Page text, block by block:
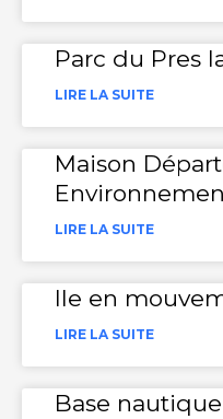
Parc du Pres
LIRE LA SUITE
Maison
LIRE LA SUITE
Ile en
LIRE LA SUITE
Base